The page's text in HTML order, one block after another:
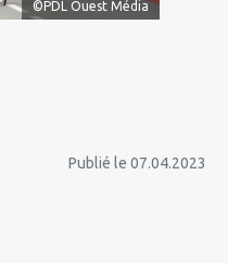
©PDL Ouest Média
Publié le 07.04.2023